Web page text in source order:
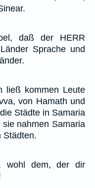
daß der HERR
Sprache und
ließ kommen Leute
von Hamath und
Städte in Samaria
nahmen Samaria
Städten.
wohl dem, der dir